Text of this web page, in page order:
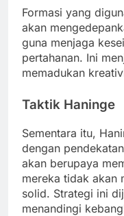
Formasi yang
akan
guna menjaga
pertahanan. Ini
memadukan
Taktik Haninge
Sementara itu,
dengan
akan berupaya
mereka tidak akan
solid. Strategi ini
menandingi